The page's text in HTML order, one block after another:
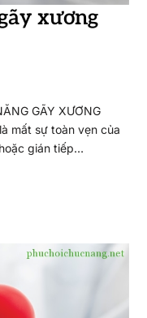
xương
GÃY XƯƠNG
mất sự toàn vẹn của
gián tiếp…